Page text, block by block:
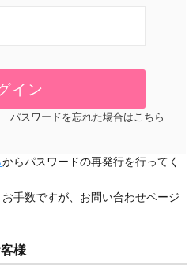
パスワードを忘れた場合はこちら
からパスワードの再発行を行ってく
手数ですが、お問い合わせページ
様